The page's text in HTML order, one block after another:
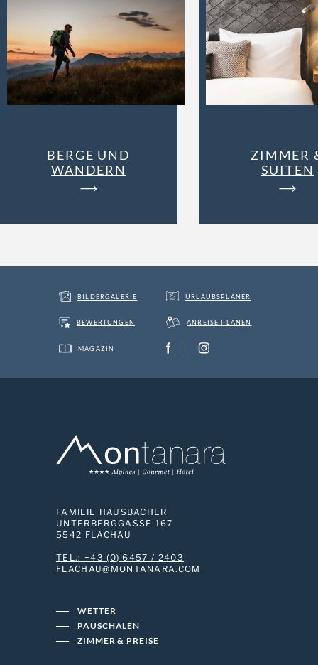
BERGE UND
WANDERN
ZIMMER
SUITEN
BILDERGALERIE URLAUBSPLANER
BEWERTUNGEN ANREISE PLANEN
MAGAZIN
FAMILIE HAUSBACHER
UNTERBERGGASSE 167
5542 FLACHAU
TEL.: +43 (0) 6457 / 2403
MOC.ARANATNOM@UAHCALF
WETTER
PAUSCHALEN
ZIMMER & PREISE